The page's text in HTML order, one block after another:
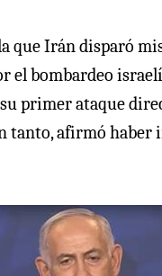
que Irán disparó
el bombardeo
primer ataque
tanto, afirmó haber